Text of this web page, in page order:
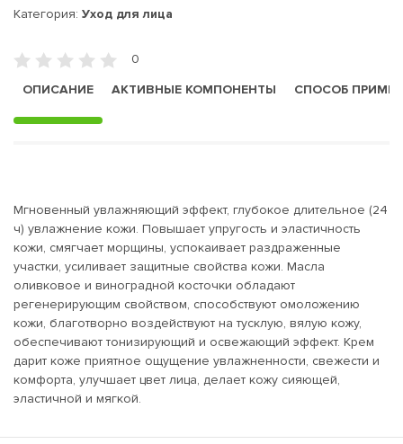
Категория: Уход для лица
0
ОПИСАНИЕ
АКТИВНЫЕ КОМПОНЕНТЫ СПОСОБ
Мгновенный увлажняющий эффект, глубокое длительное (24
ч) увлажнение кожи. Повышает упругость и эластичность
кожи, смягчает морщины, успокаивает раздраженные
участки, усиливает защитные свойства кожи. Масла
оливковое и виноградной косточки обладают
регенерирующим свойством, способствуют омоложению
кожи, благотворно воздействуют на тусклую, вялую кожу,
обеспечивают тонизирующий и освежающий эффект. Крем
дарит коже приятное ощущение увлажненности, свежести и
комфорта, улучшает цвет лица, делает кожу сияющей,
эластичной и мягкой.